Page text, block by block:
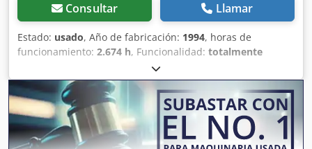
Consultar Llamar
Estado: usado, Año de fabricación: 1994, horas de
funcionamiento: 2.674 h, Funcionalidad: totalmente
, Atlas Copco XAS 55 Compresor de obra /
Compresor de tornillo - Año 1994 - incluye accesorios
Venta comercial de un compresor móvil Atlas Copco XAS 55
en paquete completo. En venta un compresor de tornillo
fiable y robusto del reconocido fabricante Atlas Copco,
modelo XAS 55. El equipo proviene de la flota de Fischer